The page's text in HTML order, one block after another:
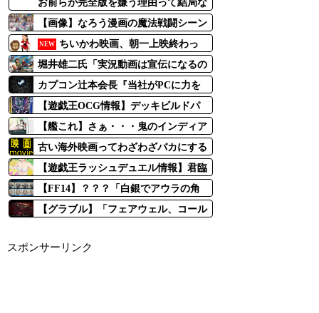
お前らが完全版を嫌う理由って結局な
んなん
【画像】なろう漫画の魔法戦闘シーン
ｗｗｗ
NEW
ちいかわ映画、朝一上映終わっ
て帰ろうとしたら、おそらく小学生女
子からおまけを譲ってもらえないかと
声かけされたので…
堀井雄二氏「実況動画は宣伝になるの
かどうなのかはわからない部分もあり
ますけど（笑）」
カプコン辻本会長『当社がPCに力を
入れているのは今後PCがより主要な
ゲームプラットフォームになるから』
【遊戯王OCG情報】デッキビルドパ
ック グロリアス・ヴィクターズに
『虚蝕異解△ジャハンナム』、『狂嵐
異解△プルトニオン』、『異解△領域
－ヴァルヴォルス』等が新規収録決
定！
【艦これ】さぁ・・・鬼のインディア
ナさん掘りだよ・・・
古い海外映画ってわざわざバカにする
ためだけに日本人キャラを出してたけ
ど時代は変わったなと思う
【遊戯王ラッシュデュエル情報】君臨
のヘッドライナーに「からくり忍者S
ASUKE」、「忍法 特殊変化の術」等
が新規収録決定！「秘密特捜人魚ヤ
【FF14】？？？「白銀でアウラの角
が変更できる？鱗も消してほしい」←
アウラとしてのアイデンティティを消
【グラブル】「フェアウェル、コール
がかなり重要キャラになりそうな
スポンサーリンク